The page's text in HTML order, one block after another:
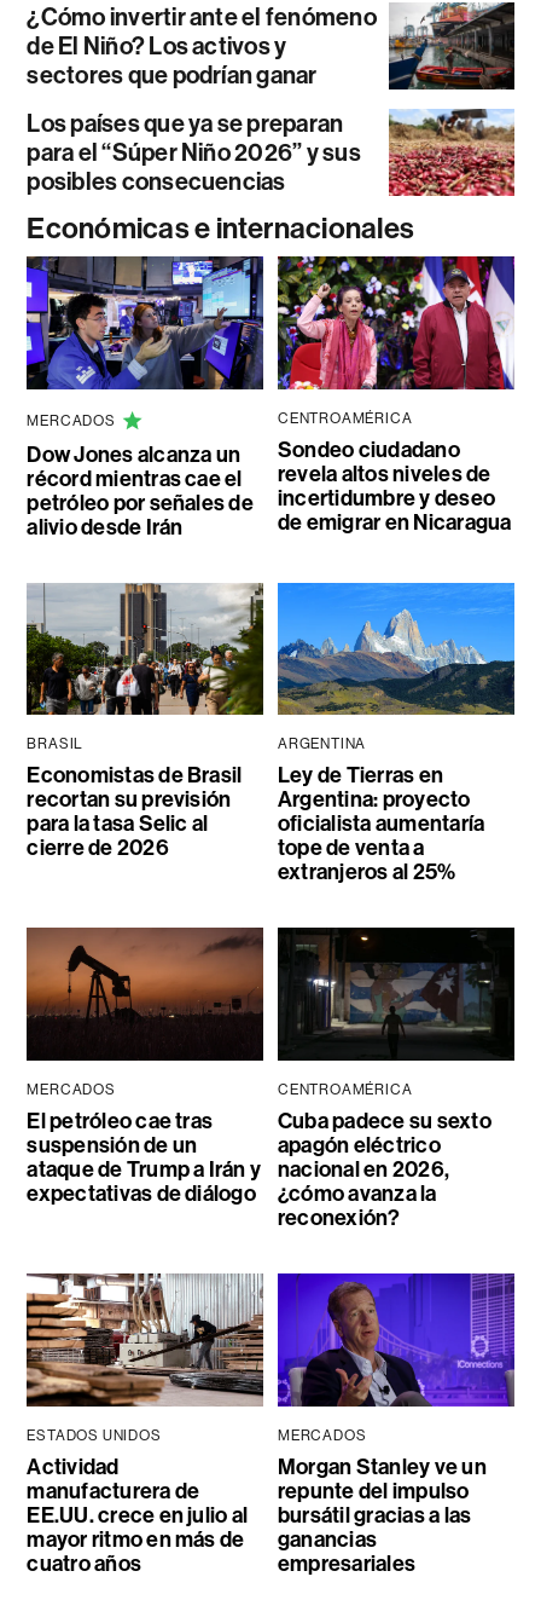
¿Cómo invertir ante el fenómeno
de El Niño? Los activos y
sectores que podrían ganar
Los países que ya se preparan
para el “Súper Niño 2026” y sus
posibles consecuencias
Económicas e internacionales
MERCADOS
Dow Jones alcanza un
récord mientras cae el
petróleo por señales de
alivio desde Irán
CENTROAMÉRICA
Sondeo ciudadano
revela altos niveles de
incertidumbre y deseo
de emigrar en Nicaragua
BRASIL
Economistas de Brasil
recortan su previsión
para la tasa Selic al
cierre de 2026
ARGENTINA
Ley de Tierras en
Argentina: proyecto
oficialista aumentaría
tope de venta a
extranjeros al 25%
MERCADOS
El petróleo cae tras
suspensión de un
ataque de Trump a Irán y
expectativas de diálogo
CENTROAMÉRICA
Cuba padece su sexto
apagón eléctrico
nacional en 2026,
¿cómo avanza la
reconexión?
ESTADOS UNIDOS
Actividad
manufacturera de
EE.UU. crece en julio al
mayor ritmo en más de
cuatro años
MERCADOS
Morgan Stanley ve un
repunte del impulso
bursátil gracias a las
ganancias
empresariales